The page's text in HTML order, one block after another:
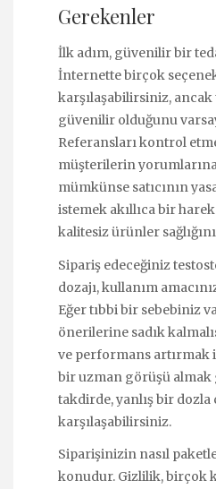
Gerekenler
İlk adım, güvenilir bir
İnternette birçok
karşılaşabilirsiniz, ancak
güvenilir olduğunu
Referansları kontrol
müşterilerin
mümkünse satıcının
istemek akıllıca bir
kalitesiz ürünler
Sipariş edeceğiniz
dozajı, kullanım
Eğer tıbbi bir sebebiniz
önerilerine sadık
ve performans artırmak
bir uzman görüşü almak
takdirde, yanlış bir
karşılaşabilirsiniz.
Siparişinizin nasıl
konudur. Gizlilik, birçok